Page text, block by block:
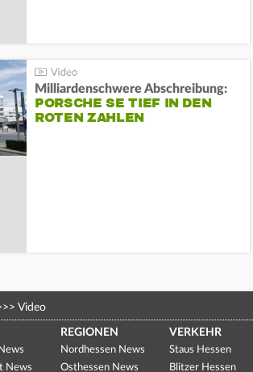
Milliardenschwere Abschreibung:
PORSCHE SE TIEF IN DEN
ROTEN ZAHLEN
Video
News
REGIONEN
Nordhessen News
Osthessen News
VERKEHR
Staus Hessen
Blitzer Hessen